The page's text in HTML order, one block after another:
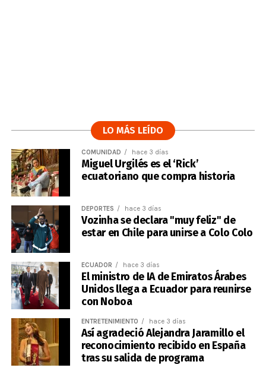
LO MÁS LEÍDO
COMUNIDAD hace 3 días
Miguel Urgilés es el ‘Rick’
ecuatoriano que compra historia
DEPORTES hace 3 días
Vozinha se declara "muy feliz" de
estar en Chile para unirse a Colo Colo
ECUADOR hace 3 días
El ministro de IA de Emiratos Árabes
Unidos llega a Ecuador para reunirse
con Noboa
ENTRETENIMIENTO hace 3 días
Así agradeció Alejandra Jaramillo el
reconocimiento recibido en España
tras su salida de programa